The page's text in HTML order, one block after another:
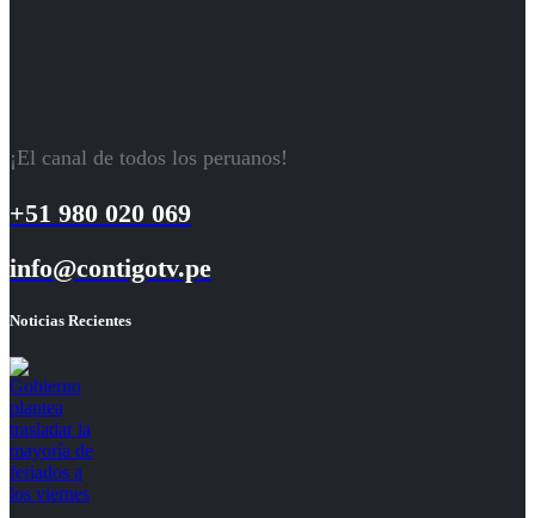
¡El canal de todos los peruanos!
+51 980 020 069
info@contigotv.pe
Noticias Recientes